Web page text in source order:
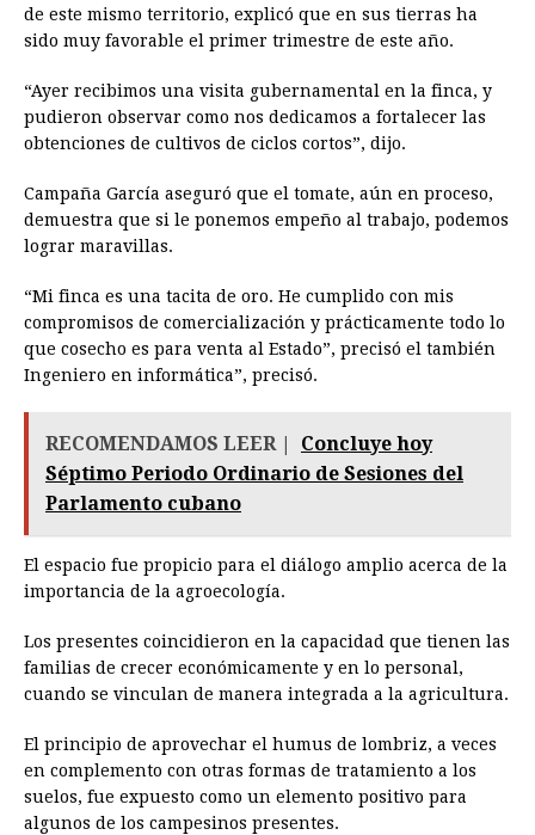
de este mismo territorio, explicó que en sus tierras ha
sido muy favorable el primer trimestre de este año.
“Ayer recibimos una visita gubernamental en la finca, y
pudieron observar como nos dedicamos a fortalecer las
obtenciones de cultivos de ciclos cortos”, dijo.
Campaña García aseguró que el tomate, aún en proceso,
demuestra que si le ponemos empeño al trabajo, podemos
lograr maravillas.
“Mi finca es una tacita de oro. He cumplido con mis
compromisos de comercialización y prácticamente todo lo
que cosecho es para venta al Estado”, precisó el también
Ingeniero en informática”, precisó.
RECOMENDAMOS LEER |
Concluye hoy
Séptimo Periodo Ordinario de Sesiones del
Parlamento cubano
El espacio fue propicio para el diálogo amplio acerca de la
importancia de la agroecología.
Los presentes coincidieron en la capacidad que tienen las
familias de crecer económicamente y en lo personal,
cuando se vinculan de manera integrada a la agricultura.
El principio de aprovechar el humus de lombriz, a veces
en complemento con otras formas de tratamiento a los
suelos, fue expuesto como un elemento positivo para
algunos de los campesinos presentes.